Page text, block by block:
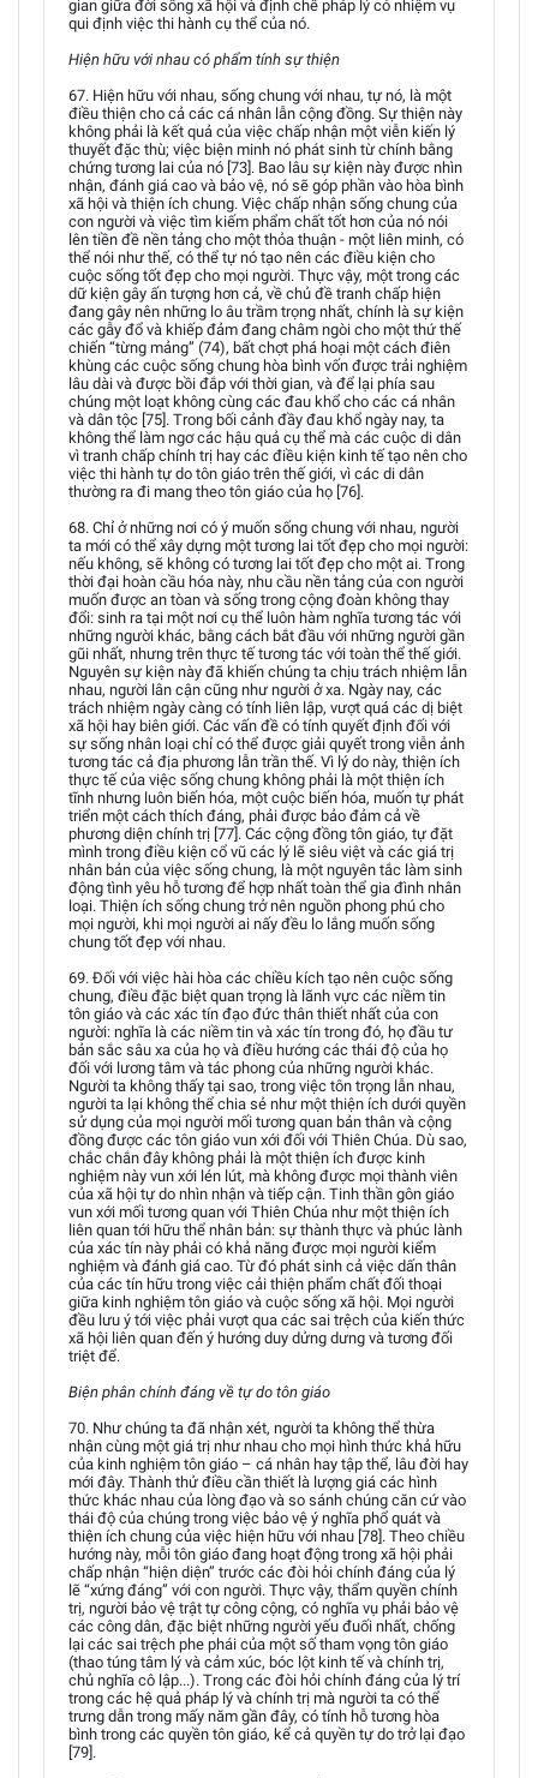
gian giữa đời sống xã hội và định chế pháp lý có nhiệm vụ
qui định việc thi hành cụ thể của nó.
Hiện hữu với nhau có phẩm tính sự thiện
67. Hiện hữu với nhau, sống chung với nhau, tự nó, là một
điều thiện cho cả các cá nhân lẫn cộng đồng. Sự thiện này
không phải là kết quả của việc chấp nhận một viễn kiến lý
thuyết đặc thù; việc biện minh nó phát sinh từ chính bằng
chứng tương lai của nó [73]. Bao lâu sự kiện này được nhìn
nhận, đánh giá cao và bảo vệ, nó sẽ góp phần vào hòa bình
xã hội và thiện ích chung. Việc chấp nhận sống chung của
con người và việc tìm kiếm phẩm chất tốt hơn của nó nói
lên tiền đề nền tảng cho một thỏa thuận - một liên minh, có
thể nói như thế, có thể tự nó tạo nên các điều kiện cho
cuộc sống tốt đẹp cho mọi người. Thực vậy, một trong các
dữ kiện gây ấn tượng hơn cả, về chủ đề tranh chấp hiện
đang gây nên những lo âu trầm trọng nhất, chính là sự kiện
các gẫy đổ và khiếp đảm đang châm ngòi cho một thứ thế
chiến “từng mảng” (74), bất chợt phá hoại một cách điên
khùng các cuộc sống chung hòa bình vốn được trải nghiệm
lâu dài và được bồi đắp với thời gian, và để lại phía sau
chúng một loạt không cùng các đau khổ cho các cá nhân
và dân tộc [75]. Trong bối cảnh đầy đau khổ ngày nay, ta
không thể làm ngơ các hậu quả cụ thể mà các cuộc di dân
vì tranh chấp chính trị hay các điều kiện kinh tế tạo nên cho
việc thi hành tự do tôn giáo trên thế giới, vì các di dân
thường ra đi mang theo tôn giáo của họ [76].
68. Chỉ ở những nơi có ý muốn sống chung với nhau, người
ta mới có thể xây dựng một tương lai tốt đẹp cho mọi người:
nếu không, sẽ không có tương lai tốt đẹp cho một ai. Trong
thời đại hoàn cầu hóa này, nhu cầu nền tảng của con người
muốn được an tòan và sống trong cộng đoàn không thay
đổi: sinh ra tại một nơi cụ thể luôn hàm nghĩa tương tác với
những người khác, bằng cách bắt đầu với những người gần
gũi nhất, nhưng trên thực tế tương tác với toàn thể thế giới.
Nguyên sự kiện này đã khiến chúng ta chịu trách nhiệm lẫn
nhau, người lân cận cũng như người ở xa. Ngày nay, các
trách nhiệm ngày càng có tính liên lập, vượt quá các dị biệt
xã hội hay biên giới. Các vấn đề có tính quyết định đối với
sự sống nhân loại chỉ có thể được giải quyết trong viễn ảnh
tương tác cả địa phương lẫn trần thế. Vì lý do này, thiện ích
thực tế của việc sống chung không phải là một thiện ích
tĩnh nhưng luôn biến hóa, một cuộc biến hóa, muốn tự phát
triển một cách thích đáng, phải được bảo đảm cả về
phương diện chính trị [77]. Các cộng đồng tôn giáo, tự đặt
mình trong điều kiện cổ vũ các lý lẽ siêu việt và các giá trị
nhân bản của việc sống chung, là một nguyên tắc làm sinh
động tình yêu hỗ tương để hợp nhất toàn thể gia đình nhân
loại. Thiện ích sống chung trở nên nguồn phong phú cho
mọi người, khi mọi người ai nấy đều lo lắng muốn sống
chung tốt đẹp với nhau.
69. Đối với việc hài hòa các chiều kích tạo nên cuộc sống
chung, điều đặc biệt quan trọng là lãnh vực các niềm tin
tôn giáo và các xác tín đạo đức thân thiết nhất của con
người: nghĩa là các niềm tin và xác tín trong đó, họ đầu tư
bản sắc sâu xa của họ và điều hướng các thái độ của họ
đối với lương tâm và tác phong của những người khác.
Người ta không thấy tại sao, trong việc tôn trọng lẫn nhau,
người ta lại không thể chia sẻ như một thiện ích dưới quyền
sử dụng của mọi người mối tương quan bản thân và cộng
đồng được các tôn giáo vun xới đối với Thiên Chúa. Dù sao,
chắc chắn đây không phải là một thiện ích được kinh
nghiệm này vun xới lén lút, mà không được mọi thành viên
của xã hội tự do nhìn nhận và tiếp cận. Tinh thần gôn giáo
vun xới mối tương quan với Thiên Chúa như một thiện ích
liên quan tới hữu thể nhân bản: sự thành thực và phúc lành
của xác tín này phải có khả năng được mọi người kiểm
nghiệm và đánh giá cao. Từ đó phát sinh cả việc dấn thân
của các tín hữu trong việc cải thiện phẩm chất đối thoại
giữa kinh nghiệm tôn giáo và cuộc sống xã hội. Mọi người
đều lưu ý tới việc phải vượt qua các sai trệch của kiến thức
xã hội liên quan đến ý hướng duy dửng dưng và tương đối
triệt để.
Biện phân chính đáng về tự do tôn giáo
70. Như chúng ta đã nhận xét, người ta không thể thừa
nhận cùng một giá trị như nhau cho mọi hình thức khả hữu
của kinh nghiệm tôn giáo – cá nhân hay tập thể, lâu đời hay
mới đây. Thành thử điều cần thiết là lượng giá các hình
thức khác nhau của lòng đạo và so sánh chúng căn cứ vào
thái độ của chúng trong việc bảo vệ ý nghĩa phổ quát và
thiện ích chung của việc hiện hữu với nhau [78]. Theo chiều
hướng này, mỗi tôn giáo đang hoạt động trong xã hội phải
chấp nhận “hiện diện” trước các đòi hỏi chính đáng của lý
lẽ “xứng đáng” với con người. Thực vậy, thẩm quyền chính
trị, người bảo vệ trật tự công cộng, có nghĩa vụ phải bảo vệ
các công dân, đặc biệt những người yếu đuối nhất, chống
lại các sai trệch phe phái của một số tham vọng tôn giáo
(thao túng tâm lý và cảm xúc, bóc lột kinh tế và chính trị,
chủ nghĩa cô lập...). Trong các đòi hỏi chính đáng của lý trí
trong các hệ quả pháp lý và chính trị mà người ta có thể
trưng dẫn trong mấy năm gần đây, có tính hỗ tương hòa
bình trong các quyền tôn giáo, kể cả quyền tự do trở lại đạo
[79].